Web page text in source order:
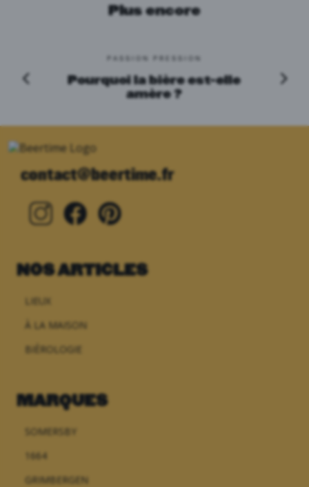
Plus encore
Pourquoi la bière est-elle
amère ?
contact@beertime.fr
NOS ARTICLES
LIEUX
À LA MAISON
BIÈROLOGIE
MARQUES
SOMERSBY
1664
GRIMBERGEN